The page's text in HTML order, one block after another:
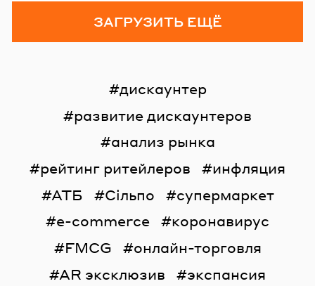
ЗАГРУЗИТЬ ЕЩЁ
дискаунтер
развитие дискаунтеров
анализ рынка
рейтинг ритейлеров
инфляция
АТБ
Сільпо
супермаркет
e-commerce
коронавирус
FMCG
онлайн-торговля
AR эксклюзив
экспансия